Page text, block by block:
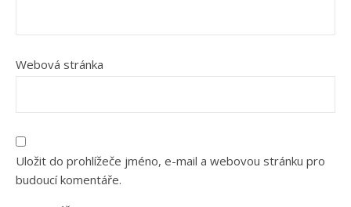
Webová stránka
Uložit do prohlížeče jméno, e-mail a webovou stránku pro
budoucí komentáře.